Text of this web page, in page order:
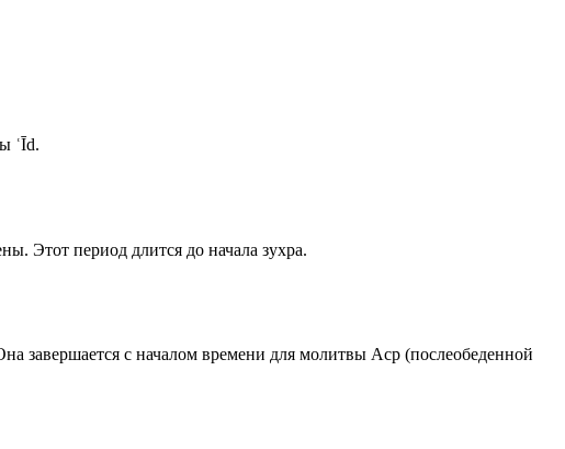
ʿĪd.
Этот период длится до начала зухра.
завершается с началом времени для молитвы Аср (послеобеденной